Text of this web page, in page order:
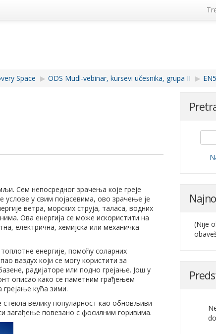
Space ▶︎ ODS Mudl-vebinar, kursevi učesnika, grupa II ▶︎
Сем непосредног зрачења које греје
у свим појасевима, ово зрачење је
ветра, морских струја, таласа, водних
Ова енергија се може искористити на
електрична, хемијска или механичка
енергије, помоћу соларних
ваздух који се могу користити за
радијаторе или подно грејање. Још у
описао како се паметним грађењем
грејање кућа зими.
велику популарност као обновљиви
загађење повезано с фосилним горивима.
(Nije